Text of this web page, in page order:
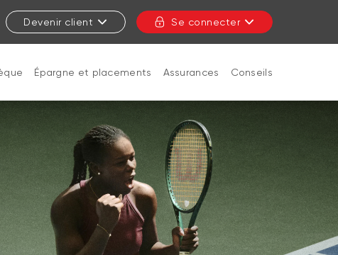
Devenir client Se connecter
Épargne et placements Assurances Conseils